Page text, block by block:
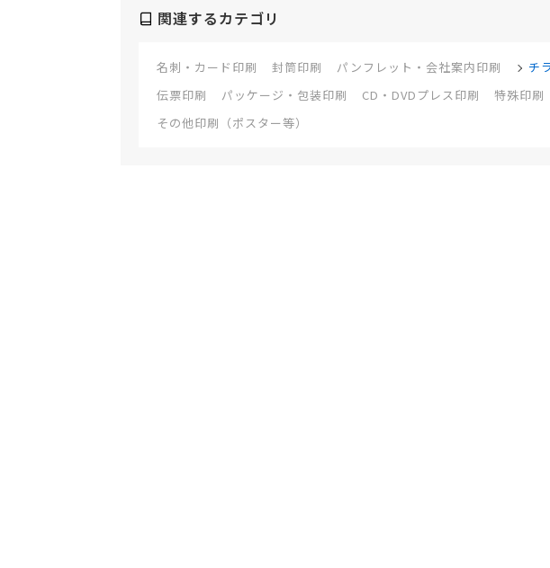
関連するカテゴリ
名刺・カード印刷 封筒印刷 パンフレット・会社案内印刷 チ
伝票印刷
パッケージ・包装印刷 CD・DVDプレス印刷 特殊印刷
その他印刷（ポスター等）